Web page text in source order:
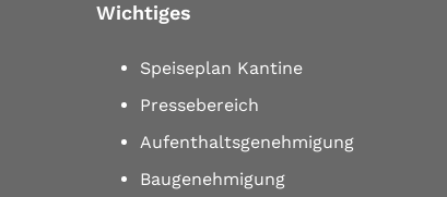
Wichtiges
Speiseplan Kantine
Pressebereich
Aufenthaltsgenehmigung
Baugenehmigung